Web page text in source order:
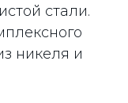
стали.
никеля и